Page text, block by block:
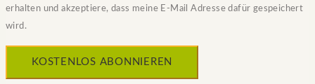
erhalten und akzeptiere, dass meine E-Mail Adresse dafür gespeichert
wird.